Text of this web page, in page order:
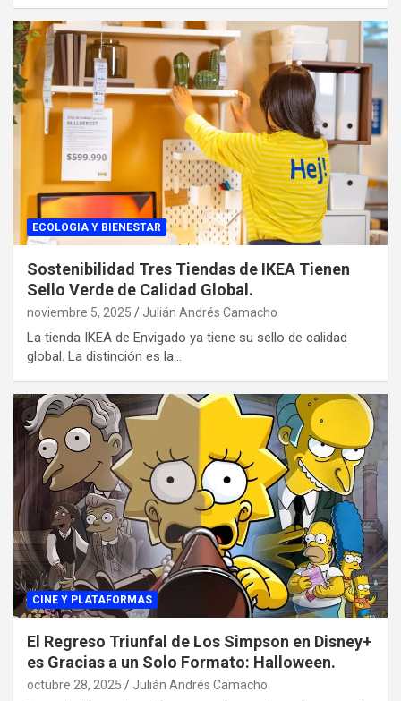
ECOLOGIA Y BIENESTAR
Sostenibilidad Tres Tiendas de IKEA Tienen
Sello Verde de Calidad Global.
noviembre 5, 2025 Julián Andrés Camacho
La tienda IKEA de Envigado ya tiene su sello de calidad
global. La distinción es la…
CINE Y PLATAFORMAS
El Regreso Triunfal de Los Simpson en Disney+
es Gracias a un Solo Formato: Halloween.
octubre 28, 2025 Julián Andrés Camacho